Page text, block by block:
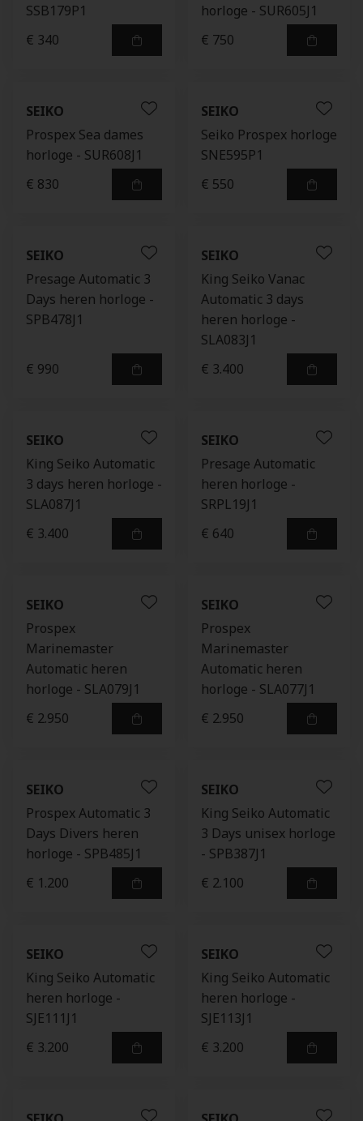
SSB179P1
€ 340
horloge - SUR605J1
€ 750
SEIKO
Prospex Sea dames
horloge - SUR608J1
€ 830
SEIKO
Seiko Prospex horloge
SNE595P1
€ 550
SEIKO
Presage Automatic 3
Days heren horloge -
SPB478J1
€ 990
SEIKO
King Seiko Vanac
Automatic 3 days
heren horloge -
SLA083J1
€ 3.400
SEIKO
King Seiko Automatic
3 days heren horloge -
SLA087J1
€ 3.400
SEIKO
Presage Automatic
heren horloge -
SRPL19J1
€ 640
SEIKO
Prospex
Marinemaster
Automatic heren
horloge - SLA079J1
€ 2.950
SEIKO
Prospex
Marinemaster
Automatic heren
horloge - SLA077J1
€ 2.950
SEIKO
Prospex Automatic 3
Days Divers heren
horloge - SPB485J1
€ 1.200
SEIKO
King Seiko Automatic
3 Days unisex horloge
- SPB387J1
€ 2.100
SEIKO
King Seiko Automatic
heren horloge -
SJE111J1
€ 3.200
SEIKO
King Seiko Automatic
heren horloge -
SJE113J1
€ 3.200